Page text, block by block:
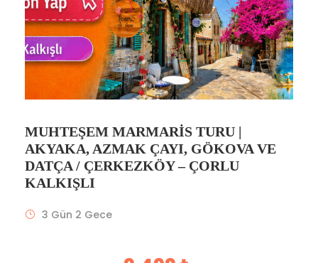
MUHTEŞEM MARMARIS TURU |
AKYAKA, AZMAK ÇAYI, GÖKOVA VE
DATÇA / ÇERKEZKÖY – ÇORLU
KALKIŞLI
3 Gün 2 Gece